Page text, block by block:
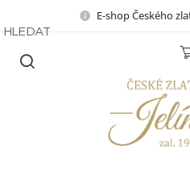
E-shop Českého
HLEDAT